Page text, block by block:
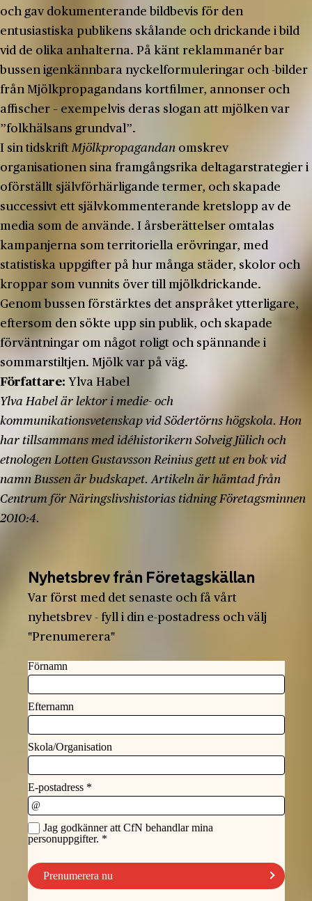
och gav dokumenterande bildbevis för den
entusiastiska publikens skålande och drickande i bild
vid de olika anhalterna. På känt reklammanér bar
bussen igenkännbara nyckelformuleringar och -bilder
från Mjölkpropagandans kortfilmer, annonser och
affischer – exempelvis deras slogan att mjölken var
”folkhälsans grundval”.
I sin tidskrift Mjölkpropagandan omskrev
organisationen sina framgångsrika deltagarstrategier i
oförställt självförhärligande termer, och skapade
successivt ett självkommenterande kretslopp av de
media som de använde. I årsberättelser omtalas
kampanjerna som territoriella erövringar, med
statistiska uppgifter på hur många städer, skolor och
kroppar som vunnits över till mjölkdrickande.
Genom bussen förstärktes det anspråket ytterligare,
eftersom den sökte upp sin publik, och skapade
förväntningar om något roligt och spännande i
sommarstiltjen. Mjölk var på väg.
Författare: Ylva Habel
Ylva Habel är lektor i medie- och
kommunikationsvetenskap vid Södertörns högskola. Hon
har tillsammans med idéhistorikern Solveig Jülich och
etnologen Lotten Gustavsson Reinius gett ut en bok vid
namn Bussen är budskapet. Artikeln är hämtad från
Centrum för Näringslivshistorias tidning Företagsminnen
2010:4.
Nyhetsbrev från Företagskällan
Var först med det senaste och få vårt
nyhetsbrev - fyll i din e-postadress och välj
"Prenumerera"